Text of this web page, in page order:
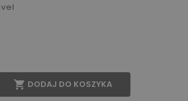
 DODAJ DO KOSZYKA